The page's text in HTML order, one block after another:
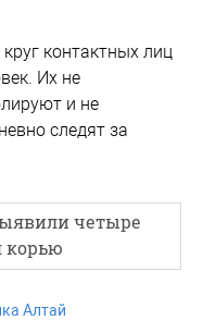
контактных лиц
Их не
и не
следят за
четыре
корью
Алтай